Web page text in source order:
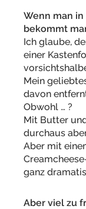
Wenn man in
bekommt
Ich glaube,
einer
Mein
davon
Obwohl … ?
Mit Butter
durchaus
Aber mit
ganz
Aber viel zu